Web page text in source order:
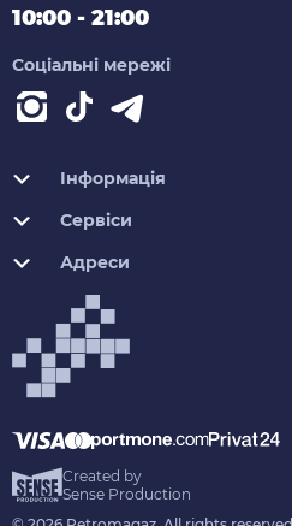
10:00 - 21:00
Соціальні мережі
Інформація
Сервіси
Адреси
Created by
Sense Production